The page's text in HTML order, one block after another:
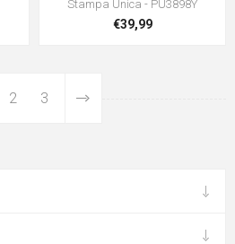
Stampa Unica - PU3898Y
€39,99
2 3